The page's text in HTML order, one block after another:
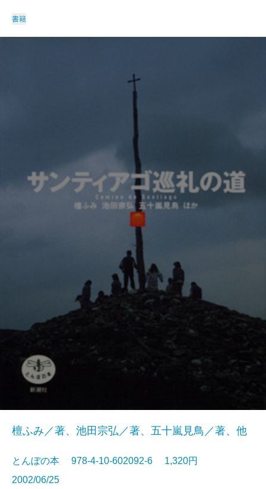
書籍
檀ふみ／著、池田宗弘／著、五十嵐見鳥／著、他
とんぼの本 978-4-10-602092-6 1,320円
2002/06/25